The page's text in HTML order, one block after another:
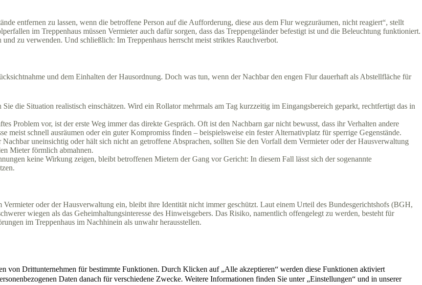
entfernen zu lassen, wenn die betroffene Person auf die Aufforderung, diese aus dem Flur wegzuräumen, nicht reagiert“, stellt
im Treppenhaus müssen Vermieter auch dafür sorgen, dass das Treppengeländer befestigt ist und die Beleuchtung funktioniert.
zu verwenden. Und schließlich: Im Treppenhaus herrscht meist striktes Rauchverbot.
und dem Einhalten der Hausordnung. Doch was tun, wenn der Nachbar den engen Flur dauerhaft als Abstellfläche für
die Situation realistisch einschätzen. Wird ein Rollator mehrmals am Tag kurzzeitig im Eingangsbereich geparkt, rechtfertigt das in
Problem vor, ist der erste Weg immer das direkte Gespräch. Oft ist den Nachbarn gar nicht bewusst, dass ihr Verhalten andere
meist schnell ausräumen oder ein guter Kompromiss finden – beispielsweise ein fester Alternativplatz für sperrige Gegenstände.
Nachbar uneinsichtig oder hält sich nicht an getroffene Absprachen, sollten Sie den Vorfall dem Vermieter oder der Hausverwaltung
Mieter förmlich abmahnen.
keine Wirkung zeigen, bleibt betroffenen Mietern der Gang vor Gericht: In diesem Fall lässt sich der sogenannte
oder der Hausverwaltung ein, bleibt ihre Identität nicht immer geschützt. Laut einem Urteil des Bundesgerichtshofs (BGH,
wiegen als das Geheimhaltungsinteresse des Hinweisgebers. Das Risiko, namentlich offengelegt zu werden, besteht für
im Treppenhaus im Nachhinein als unwahr herausstellen.
Kontakt